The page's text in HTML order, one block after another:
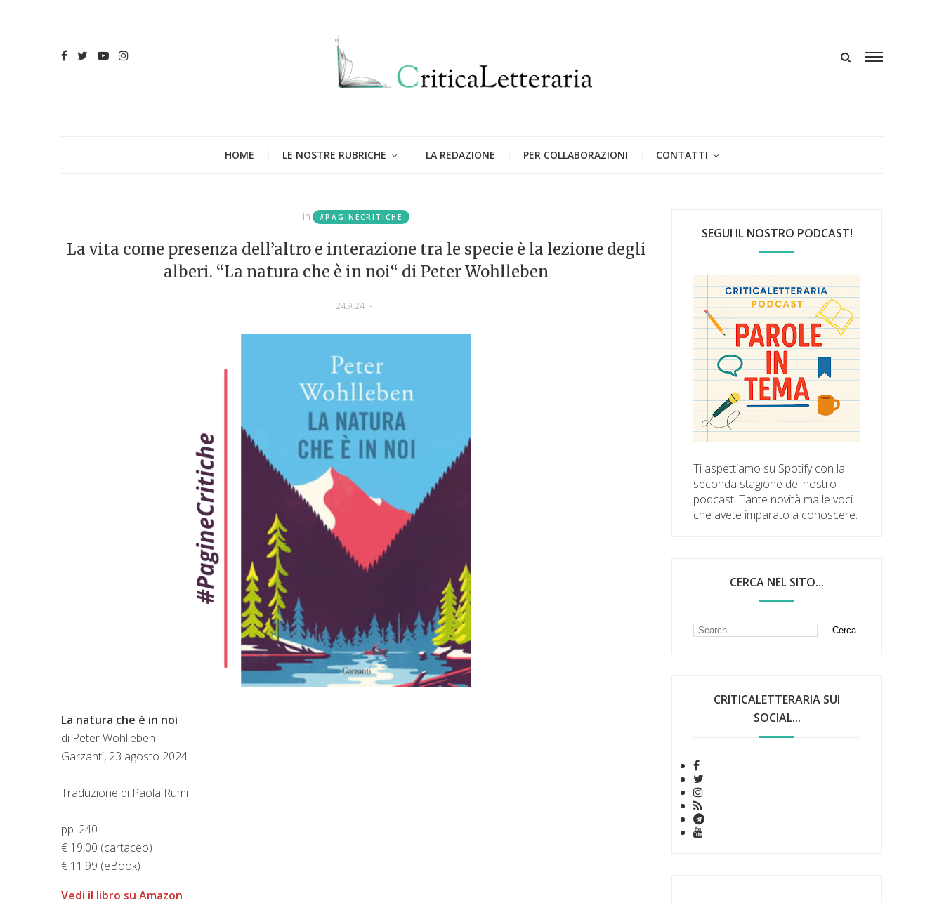
HOME LE NOSTRE RUBRICHE LA REDAZIONE PER COLLABORAZIONI CONTATTI
in #PAGINECRITICHE
La vita come presenza dell’altro e interazione tra le specie è la lezione degli
alberi. “La natura che è in noi“ di Peter Wohlleben
24.9.24 -
La natura che è in noi
di Peter Wohlleben
Garzanti, 23 agosto 2024
Traduzione di Paola Rumi
pp. 240
€ 19,00 (cartaceo)
€ 11,99 (eBook)
Vedi il libro su Amazon
SEGUI IL NOSTRO PODCAST!
Ti aspettiamo su Spotify con la
seconda stagione del nostro
podcast! Tante novità ma le voci
che avete imparato a conoscere.
CERCA NEL SITO...
CRITICALETTERARIA SUI
SOCIAL...